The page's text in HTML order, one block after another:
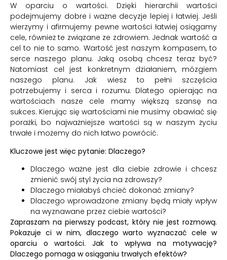
W oparciu o wartości. Dzięki hierarchii wartości
podejmujemy dobre i ważne decyzje lepiej i łatwiej. Jeśli
wierzymy i afirmujemy pewne wartości łatwiej osiągamy
cele, również te związane ze zdrowiem. Jednak wartość a
cel to nie to samo. Wartość jest naszym kompasem, to
serce naszego planu. Jaką osobą chcesz teraz być?
Natomiast cel jest konkretnym działaniem, mózgiem
naszego planu. Jak wiesz to pełni szczęścia
potrzebujemy i serca i rozumu. Dlatego opierając na
wartościach nasze cele mamy większą szansę na
sukces. Kierując się wartościami nie musimy obawiać się
porażki, bo najważniejsze wartości są w naszym życiu
trwałe i możemy do nich łatwo powrócić.
Kluczowe jest więc pytanie: Dlaczego?
Dlaczego ważne jest dla ciebie zdrowie i chcesz
zmienić swój styl życia na zdrowszy?
Dlaczego miałabyś chcieć dokonać zmiany?
Dlaczego wprowadzone zmiany będą miały wpływ
na wyznawane przez ciebie wartości?
Zapraszam na pierwszy podcast, który nie jest rozmową.
Pokazuje ci w nim, dlaczego warto wyznaczać cele w
oparciu o wartości. Jak to wpływa na motywację?
Dlaczego pomaga w osiąganiu trwałych efektów?